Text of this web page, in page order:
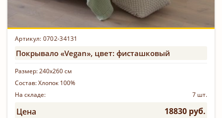
Артикул: 0702-34131
Покрывало «Vegan», цвет: фисташковый
Размер:240х260 см
Состав:Хлопок 100%
На складе:
7 шт.
Цена 18830 руб.